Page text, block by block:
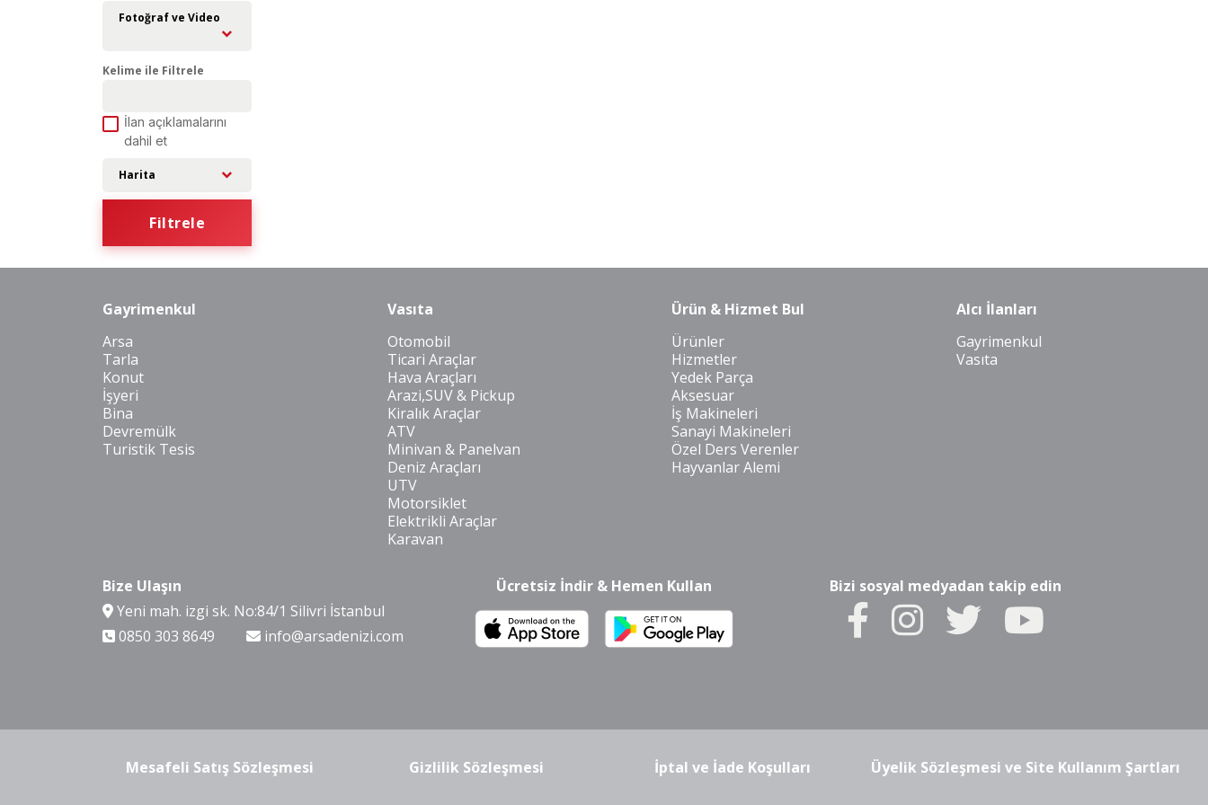
Fotoğraf ve Video
Kelime ile Filtrele
İlan açıklamalarını
dahil et
Harita
Filtrele
Gayrimenkul
Arsa
Tarla
Konut
İşyeri
Bina
Devremülk
Turistik Tesis
Vasıta
Otomobil
Ticari Araçlar
Hava Araçları
Arazi,SUV & Pickup
Kiralık Araçlar
ATV
Minivan & Panelvan
Deniz Araçları
UTV
Motorsiklet
Elektrikli Araçlar
Karavan
Ürün & Hizmet Bul
Ürünler
Hizmetler
Yedek Parça
Aksesuar
İş Makineleri
Sanayi Makineleri
Özel Ders Verenler
Hayvanlar Alemi
Alcı İlanları
Gayrimenkul
Vasıta
Bize Ulaşın
Yeni mah. izgi sk. No:84/1 Silivri İstanbul
0850 303 8649
info@arsadenizi.com
Ücretsiz İndir & Hemen Kullan Bizi sosyal medyadan takip edin
Mesafeli Satış Sözleşmesi Gizlilik Sözleşmesi İptal ve İade Koşulları Üyelik Sözleşmesi ve Site Kullanım Şartları